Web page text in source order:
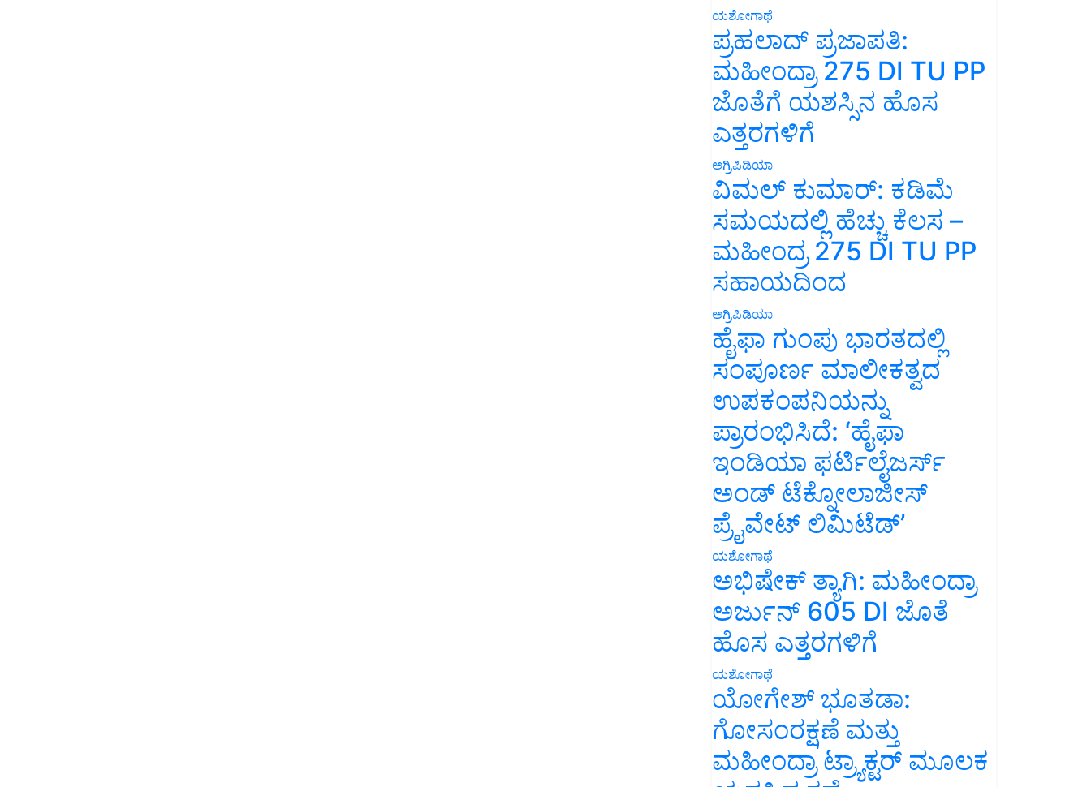
ಯಶೋಗಾಥೆ
ಪ್ರಹಲಾದ್ ಪ್ರಜಾಪತಿ:
ಮಹೀಂದ್ರಾ 275 DI TU PP
ಜೊತೆಗೆ ಯಶಸ್ಸಿನ ಹೊಸ
ಎತ್ತರಗಳಿಗೆ
ಅಗ್ರಿಪಿಡಿಯಾ
ವಿಮಲ್ ಕುಮಾರ್: ಕಡಿಮೆ
ಸಮಯದಲ್ಲಿ ಹೆಚ್ಚು ಕೆಲಸ –
ಮಹೀಂದ್ರ 275 DI TU PP
ಸಹಾಯದಿಂದ
ಅಗ್ರಿಪಿಡಿಯಾ
ಹೈಫಾ ಗುಂಪು ಭಾರತದಲ್ಲಿ
ಸಂಪೂರ್ಣ ಮಾಲೀಕತ್ವದ
ಉಪಕಂಪನಿಯನ್ನು
ಪ್ರಾರಂಭಿಸಿದೆ: ‘ಹೈಫಾ
ಇಂಡಿಯಾ ಫರ್ಟಿಲೈಜರ್ಸ್
ಅಂಡ್ ಟೆಕ್ನೋಲಾಜೀಸ್
ಪ್ರೈವೇಟ್ ಲಿಮಿಟೆಡ್’
ಯಶೋಗಾಥೆ
ಅಭಿಷೇಕ್ ತ್ಯಾಗಿ: ಮಹೀಂದ್ರಾ
ಅರ್ಜುನ್ 605 DI ಜೊತೆ
ಹೊಸ ಎತ್ತರಗಳಿಗೆ
ಯಶೋಗಾಥೆ
ಯೋಗೇಶ್ ಭೂತಡಾ:
ಗೋಸಂರಕ್ಷಣೆ ಮತ್ತು
ಮಹೀಂದ್ರಾ ಟ್ರ್ಯಾಕ್ಟರ್ ಮೂಲಕ